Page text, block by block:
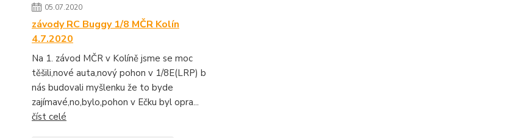
05.07.2020
závody RC Buggy 1/8 MČR Kolín
4.7.2020
Na 1. závod MČR v Kolíně jsme se moc
těšili,nové auta,nový pohon v 1/8E(LRP) b
nás budovali myšlenku že to byde
zajímavé,no,bylo,pohon v Ečku byl opra...
číst celé